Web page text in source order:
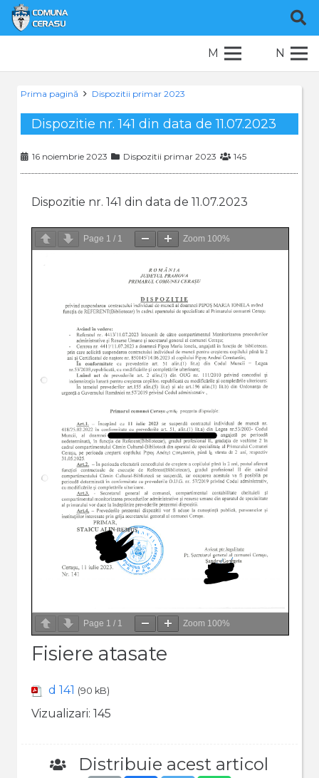
M N
Prima pagină Dispozitii primar 2023
Dispozitie nr. 141 din data de 11.07.2023
16 noiembrie 2023 Dispozitii primar 2023 145
Dispozitie nr. 141 din data de 11.07.2023
Page 1 / 1 Zoom 100%
Page 1 / 1 Zoom 100%
Fisiere atasate
d 141 (90 kB)
Vizualizari: 145
Distribuie acest articol